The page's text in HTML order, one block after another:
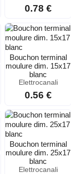
0.78 €
Bouchon terminal
moulure dim. 15x17
blanc
Elettrocanali
0.56 €
Bouchon terminal
moulure dim. 25x17
blanc
Elettrocanali